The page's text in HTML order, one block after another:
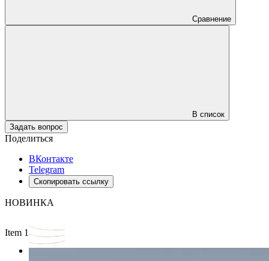
Сравнение
В список
Задать вопрос
Поделиться
ВКонтакте
Telegram
Скопировать ссылку
НОВИНКА
Item 1 of 2